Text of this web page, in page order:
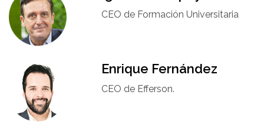
CEO de Formación Universitaria​
Enrique Fernández
CEO de Efferson.